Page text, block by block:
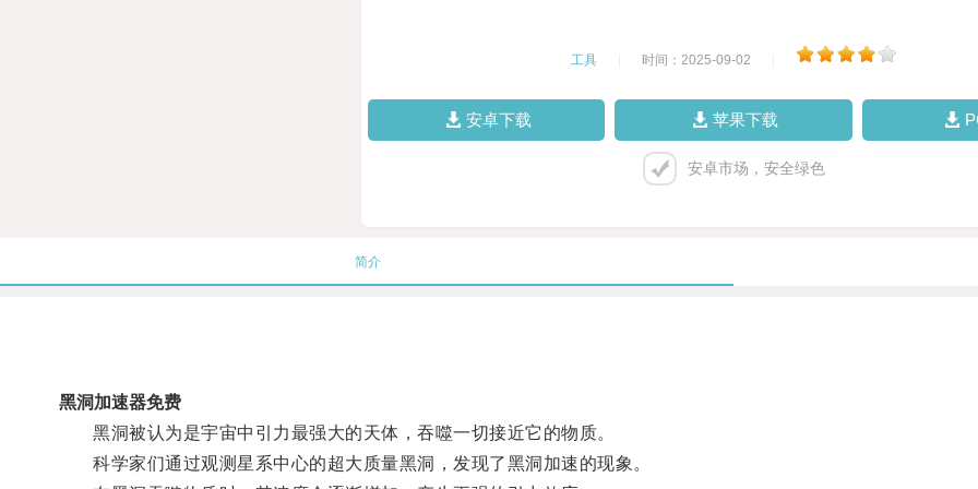
工具 时间：2025-09-02
安卓下载 苹果下载
安卓市场，安全绿色
简介
黑洞加速器免费
黑洞被认为是宇宙中引力最强大的天体，吞噬一切接近它的物质。
科学家们通过观测星系中心的超大质量黑洞，发现了黑洞加速的现象。